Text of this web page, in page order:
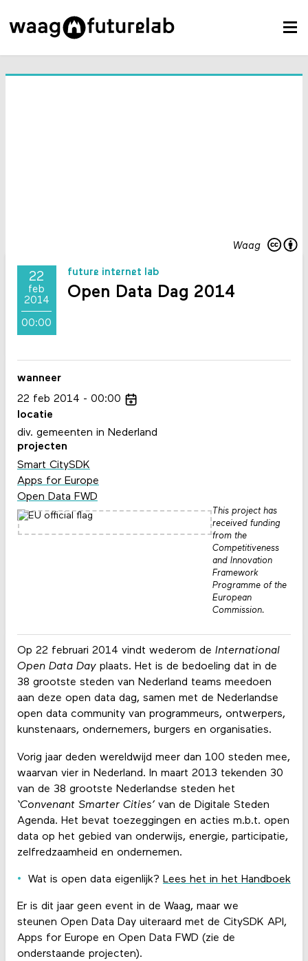
Waag
22
feb
2014
00:00
future internet lab
Open Data Dag 2014
Op 22 februari 2014 vindt wederom de International
Open Data Dayplaats. Het is de bedoeling dat in de
38 grootste steden van Nederland teams meedoen
aan deze open data dag, samen met de Nederlandse
open data community van programmeurs, ontwerpers,
kunstenaars, ondernemers, burgers en organisaties.
Vorig jaar deden wereldwijd meer dan 100 steden mee,
waarvan vier in Nederland. In maart 2013 tekenden 30
van de 38 grootste Nederlandse steden het
‘Convenant Smarter Cities’van de Digitale Steden
Agenda. Het bevat toezeggingen en acties m.b.t. open
data op het gebied van onderwijs, energie, participatie,
zelfredzaamheid en ondernemen.
Wat is open data eigenlijk? Lees het in het Handboek
Er is dit jaar geen event in de Waag, maar we
steunen Open Data Day uiteraard met de CitySDK API,
Apps for Europe en Open Data FWD (zie de
onderstaande projecten).
wanneer
22 feb 2014
00:00
locatie
div. gemeenten in Nederland
projecten
Smart CitySDK
Apps for Europe
Open Data FWD
This project has
received funding
from the
Competitiveness
and Innovation
Framework
Programme of the
European
Commission.